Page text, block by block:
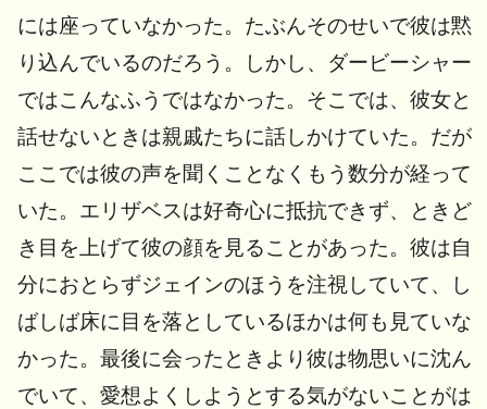
には座っていなかった。たぶんそのせいで彼は黙
り込んでいるのだろう。しかし、ダービーシャー
ではこんなふうではなかった。そこでは、彼女と
話せないときは親戚たちに話しかけていた。だが
ここでは彼の声を聞くことなくもう数分が経って
いた。エリザベスは好奇心に抵抗できず、ときど
き目を上げて彼の顔を見ることがあった。彼は自
分におとらずジェインのほうを注視していて、し
ばしば床に目を落としているほかは何も見ていな
かった。最後に会ったときより彼は物思いに沈ん
でいて、愛想よくしようとする気がないことがは